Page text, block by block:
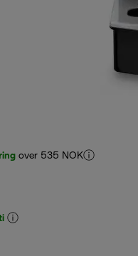
opprinnelig pris 3
over 535 NOK